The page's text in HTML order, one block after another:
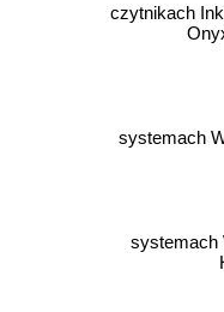
czytnikach
systemach
systemach